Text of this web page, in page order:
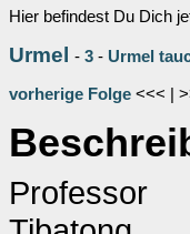
Hier befindest Du Dich
Urmel - 3 - Urmel
vorherige Folge <<< |